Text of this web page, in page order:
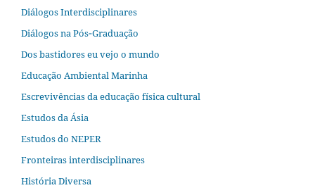
Diálogos Interdisciplinares
Diálogos na Pós‐Graduação
Dos bastidores eu vejo o mundo
Educação Ambiental Marinha
Escrevivências da educação física cultural
Estudos da Ásia​
Estudos do NEPER
Fronteiras interdisciplinares
História Diversa